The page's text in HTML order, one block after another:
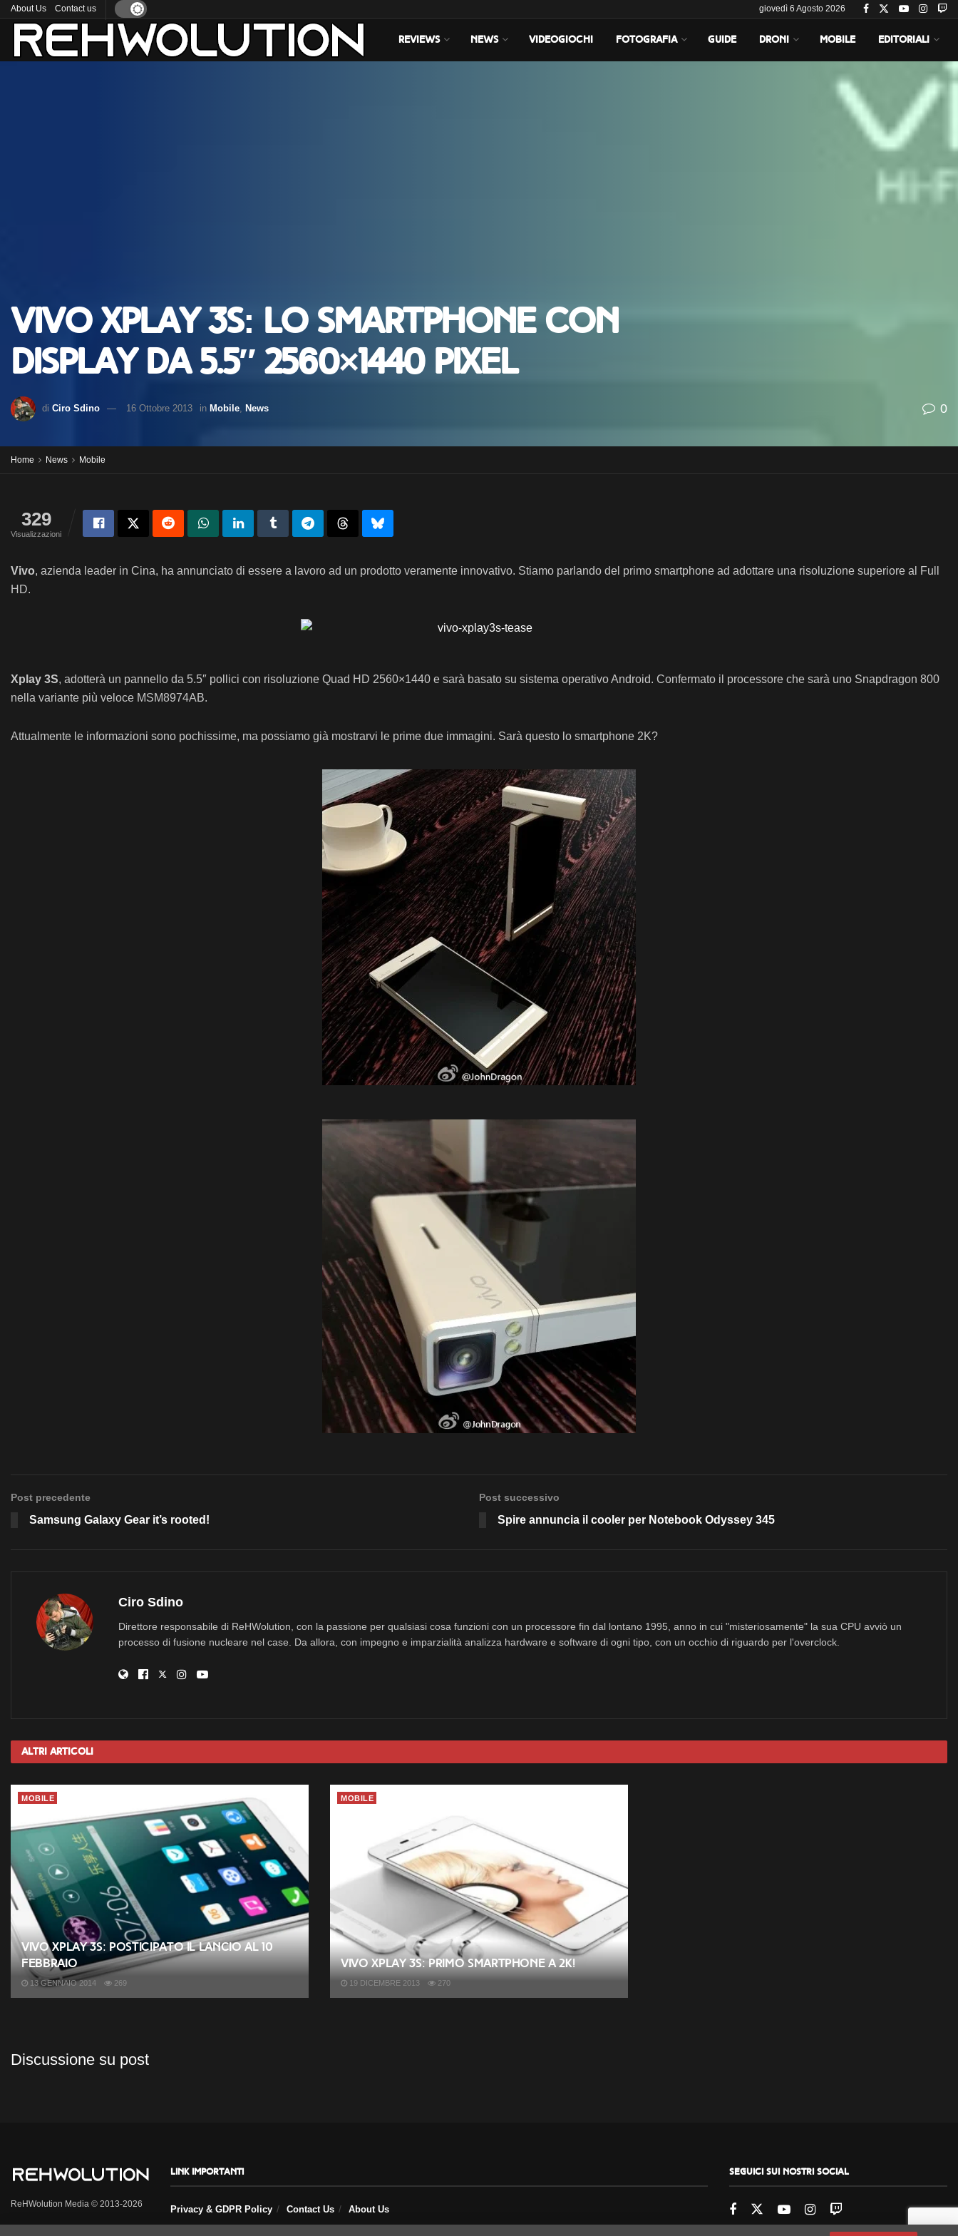
About Us Contact us giovedì 6 Agosto 2026
REVIEWS NEWS VIDEOGIOCHI FOTOGRAFIA GUIDE DRONI MOBILE EDITORIALI
Vivo Xplay 3S: lo smartphone con
display da 5.5″ 2560×1440 pixel
di Ciro Sdino 16 Ottobre 2013 in Mobile News 0
Home News Mobile
329
Visualizzazioni
Vivo, azienda leader in Cina, ha annunciato di essere a lavoro ad un prodotto veramente innovativo. Stiamo parlando del primo smartphone ad adottare una risoluzione superiore al Full
HD.
Xplay 3S, adotterà un pannello da 5.5″ pollici con risoluzione Quad HD 2560×1440 e sarà basato su sistema operativo Android. Confermato il processore che sarà uno Snapdragon 800
nella variante più veloce MSM8974AB.
Attualmente le informazioni sono pochissime, ma possiamo già mostrarvi le prime due immagini. Sarà questo lo smartphone 2K?
Post precedente
Samsung Galaxy Gear it’s rooted!
Post successivo
Spire annuncia il cooler per Notebook Odyssey 345
Ciro Sdino
Direttore responsabile di ReHWolution, con la passione per qualsiasi cosa funzioni con un processore fin dal lontano 1995, anno in cui "misteriosamente" la sua CPU avviò un
processo di fusione nucleare nel case. Da allora, con impegno e imparzialità analizza hardware e software di ogni tipo, con un occhio di riguardo per l'overclock.
Altri Articoli
MOBILE
Vivo Xplay 3S: posticipato il lancio al 10
Febbraio
13 GENNAIO 2014 269
MOBILE
Vivo Xplay 3S: primo smartphone a 2K!
19 DICEMBRE 2013 270
Discussione su post
ReHWolution Media © 2013-2026
Link importanti
Privacy & GDPR Policy Contact Us About Us
Seguici sui nostri social